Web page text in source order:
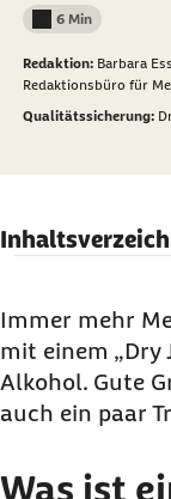
Lesedauer weniger als
6 Min
Redaktion: Barbara
Redaktionsbüro für
Qualitätssicherung:
Ist eine
sogar nötig?
Was bringt
positiven Folgen
Sie durch
Immer mehr
mit einem „Dry
Alkohol. Gute
auch ein paar
Was ist